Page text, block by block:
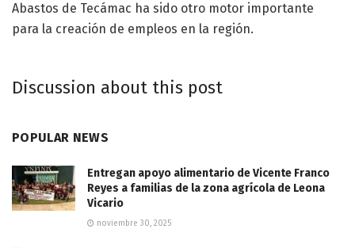
Abastos de Tecámac ha sido otro motor importante
para la creación de empleos en la región.
Discussion about this post
POPULAR NEWS
Entregan apoyo alimentario de Vicente Franco
Reyes a familias de la zona agrícola de Leona
Vicario
noviembre 30, 2025